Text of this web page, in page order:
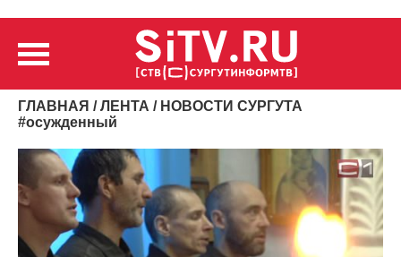
ГЛАВНАЯ /ЛЕНТА / НОВОСТИ СУРГУТА
#осужденный